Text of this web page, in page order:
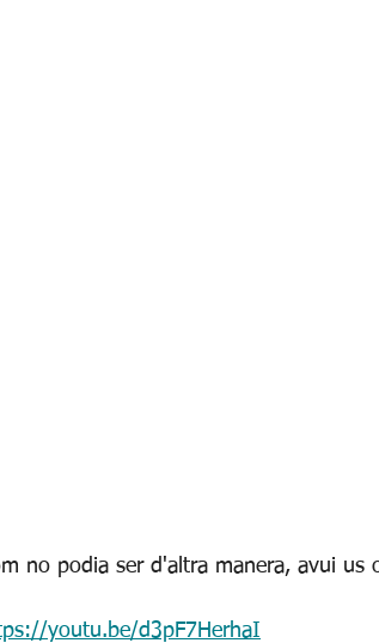
no podia ser d'altra manera, avui us
youtu.be/d3pF7HerhaI